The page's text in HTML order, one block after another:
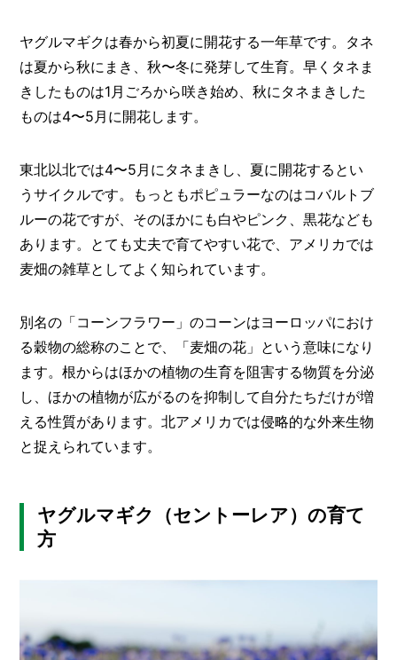
O
M
E
R
ッ
フ
C
A
I
N
Z
T
A
F
F
ヤグルマギクは春から初夏に開花する一年草です。タネ
は夏から秋にまき、秋〜冬に発芽して生育。早くタネま
きしたものは1月ごろから咲き始め、秋にタネまきした
ものは4〜5月に開花します。
東北以北では4〜5月にタネまきし、夏に開花するとい
うサイクルです。もっともポピュラーなのはコバルトブ
ルーの花ですが、そのほかにも白やピンク、黒花なども
あります。とても丈夫で育てやすい花で、アメリカでは
麦畑の雑草としてよく知られています。
別名の「コーンフラワー」のコーンはヨーロッパにおけ
る穀物の総称のことで、「麦畑の花」という意味になり
ます。根からはほかの植物の生育を阻害する物質を分泌
し、ほかの植物が広がるのを抑制して自分たちだけが増
える性質があります。北アメリカでは侵略的な外来生物
と捉えられています。
ヤグルマギク（セントーレア）の育て
方